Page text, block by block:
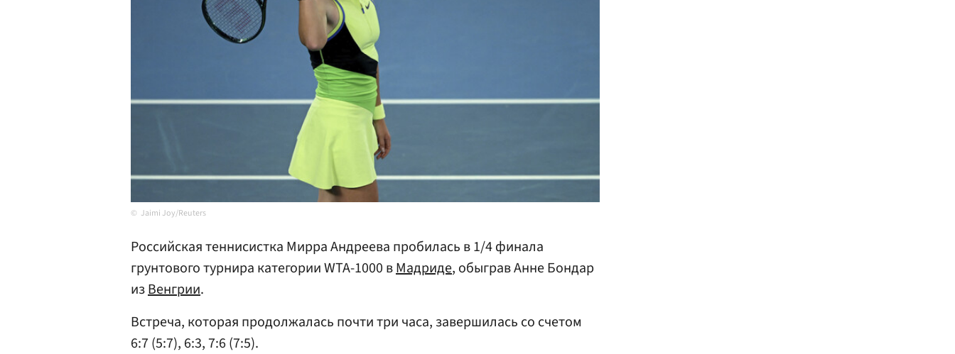
Jaimi Joy/Reuters
Российская теннисистка Мирра Андреева пробилась в 1/4 финала
грунтового турнира категории WTA-1000 вМадриде, обыграв Анне Бондар
изВенгрии.
Встреча, которая продолжалась почти три часа, завершилась со счетом
6:7 (5:7), 6:3, 7:6 (7:5).